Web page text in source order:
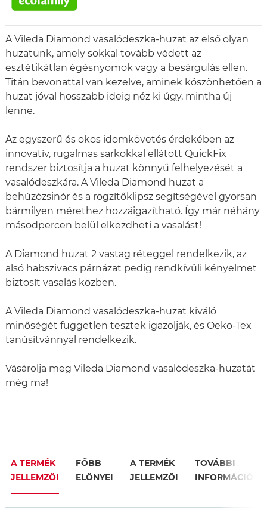
A Vileda Diamond vasalódeszka-huzat az első olyan
huzatunk, amely sokkal tovább védett az
esztétikátlan égésnyomok vagy a besárgulás ellen.
Titán bevonattal van kezelve, aminek köszönhetően a
huzat jóval hosszabb ideig néz ki úgy, mintha új
lenne.
Az egyszerű és okos idomkövetés érdekében az
innovatív, rugalmas sarkokkal ellátott QuickFix
rendszer biztosítja a huzat könnyű felhelyezését a
vasalódeszkára. A Vileda Diamond huzat a
behúzózsinór és a rögzítőklipsz segítségével gyorsan
bármilyen mérethez hozzáigazítható. Így már néhány
másodpercen belül elkezdheti a vasalást!
A Diamond huzat 2 vastag réteggel rendelkezik, az
alsó habszivacs párnázat pedig rendkívüli kényelmet
biztosít vasalás közben.
A Vileda Diamond vasalódeszka-huzat kiváló
minőségét független tesztek igazolják, és Oeko-Tex
tanúsítvánnyal rendelkezik.
Vásárolja meg Vileda Diamond vasalódeszka-huzatát
még ma!
A TERMÉK
JELLEMZŐI
FŐBB
ELŐNYEI
A TERMÉK
JELLEMZŐI
TOVÁBBI
INFORMÁCIÓK